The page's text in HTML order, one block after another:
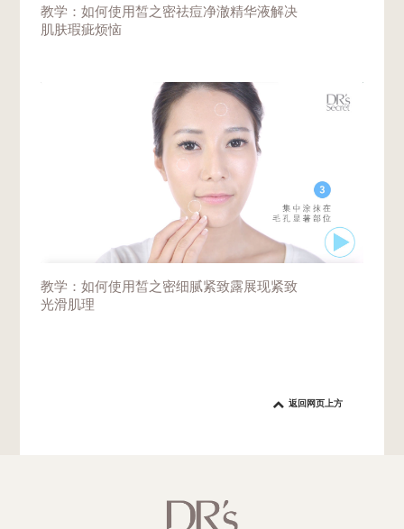
教学：如何使用皙之密祛痘净澈精华液解决
肌肤瑕疵烦恼
教学：如何使用皙之密细腻紧致露展现紧致
光滑肌理
返回网页上方